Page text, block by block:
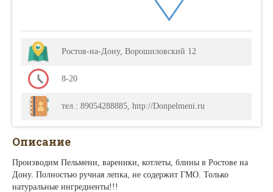
Ростов-на-Дону, Ворошиловский 12
8-20
тел.: 89054288885, http://Donpelmeni.ru
Описание
Производим Пельмени, вареники, котлеты, блины в Ростове на
Дону. Полностью ручная лепка, не содержит ГМО. Только
натуральные ингредиенты!!!